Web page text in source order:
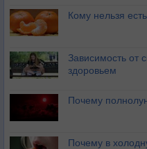
Кому нельзя
Зависимость от
здоровьем
Почему
Почему в